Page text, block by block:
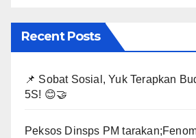
Recent Posts
📌 Sobat Sosial, Yuk Terapkan
5S! 😊🤝
Peksos Dinsps PM